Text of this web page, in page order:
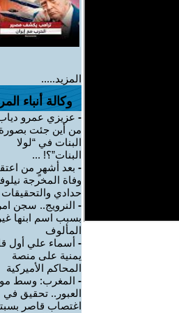
المزيد.....
وكالة أنباء
- عزيزي عمرو
من أين جئت بصورة
البنات في “لولا
البنات”؟! ...
- بعد أشهرٍ من
وفاة المخرجة
حدادي
- النرويج.. سجن
بسبب اسم ابنها غير
المألوف
- أسماء علي أول
يمنية على منصة
المحاكم الأميركية
- المغرب: وسط
العبور.. تحقيق في
اغتصاب قاصر